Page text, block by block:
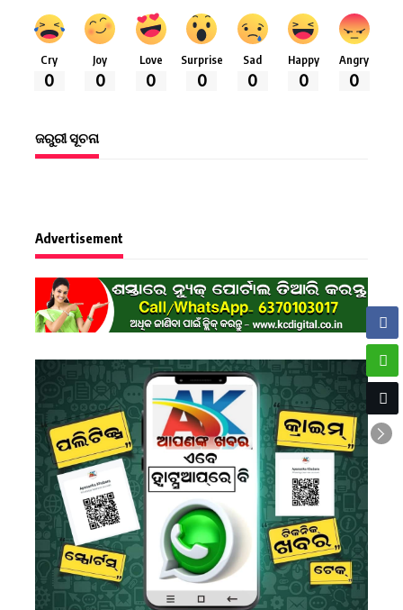
Cry
0
Joy
0
Love
0
Surprise
0
Sad
0
Happy
0
Angry
0
ଜରୁରୀ ସୂଚନା
Advertisement